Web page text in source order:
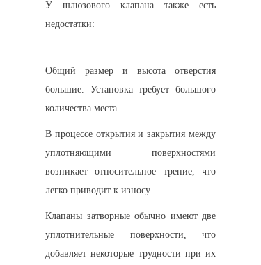
У шлюзового клапана также есть
недостатки:
Общий размер и высота отверстия
большие. Установка требует большого
количества места.
В процессе открытия и закрытия между
уплотняющими поверхностями
возникает относительное трение, что
легко приводит к износу.
Клапаны затворные обычно имеют две
уплотнительные поверхности, что
добавляет некоторые трудности при их